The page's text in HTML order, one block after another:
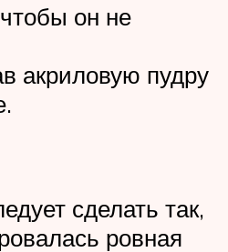
он не
акриловую пудру
сделать так,
ровная